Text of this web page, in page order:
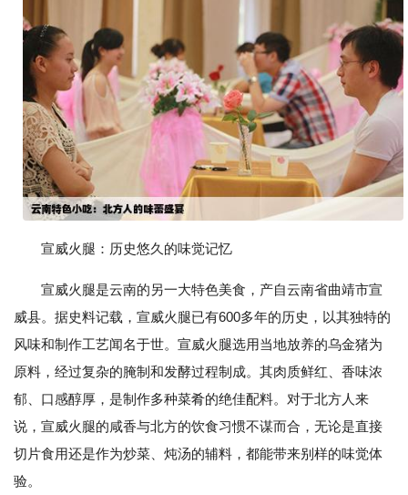
宣威火腿：历史悠久的味觉记忆
宣威火腿是云南的另一大特色美食，产自云南省曲靖市宣
威县。据史料记载，宣威火腿已有600多年的历史，以其独特的
风味和制作工艺闻名于世。宣威火腿选用当地放养的乌金猪为
原料，经过复杂的腌制和发酵过程制成。其肉质鲜红、香味浓
郁、口感醇厚，是制作多种菜肴的绝佳配料。对于北方人来
说，宣威火腿的咸香与北方的饮食习惯不谋而合，无论是直接
切片食用还是作为炒菜、炖汤的辅料，都能带来别样的味觉体
验。